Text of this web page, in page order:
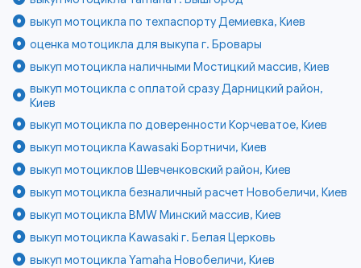
выкуп мотоцикла по техпаспорту Демиевка, Киев
оценка мотоцикла для выкупа г. Бровары
выкуп мотоцикла наличными Мостицкий массив, Киев
выкуп мотоцикла с оплатой сразу Дарницкий район,
Киев
выкуп мотоцикла по доверенности Корчеватое, Киев
выкуп мотоцикла Kawasaki Бортничи, Киев
выкуп мотоциклов Шевченковский район, Киев
выкуп мотоцикла безналичный расчет Новобеличи, Киев
выкуп мотоцикла BMW Минский массив, Киев
выкуп мотоцикла Kawasaki г. Белая Церковь
выкуп мотоцикла Yamaha Новобеличи, Киев